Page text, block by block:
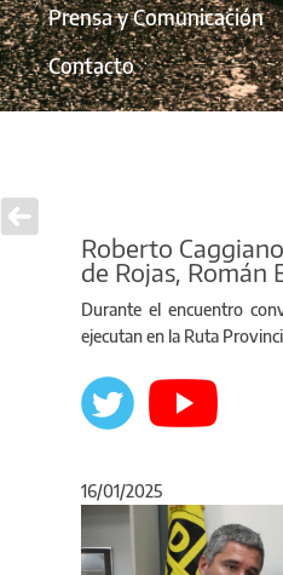
Prensa y Comunicación
Contacto
Roberto
de Rojas, Román
Durante el encuentro
ejecutan en la Ruta
16/01/2025
Anterior